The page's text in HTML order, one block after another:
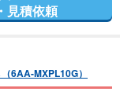
見積依頼
（6AA-MXPL10G）